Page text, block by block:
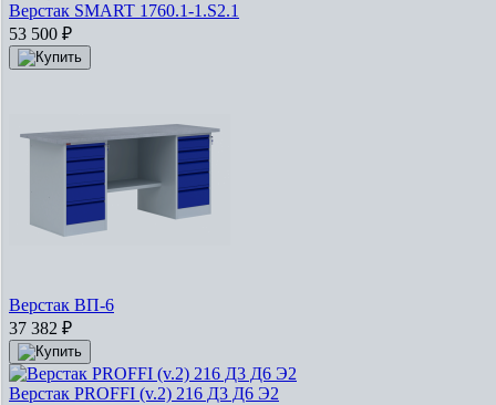
Верстак SMART 1760.1-1.S2.1
53 500 ₽
Верстак ВП-6
37 382 ₽
Верстак PROFFI (v.2) 216 Д3 Д6 Э2